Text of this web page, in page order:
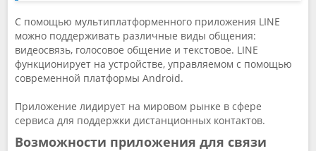
С помощью мультиплатформенного приложения LINE
можно поддерживать различные виды общения:
видеосвязь, голосовое общение и текстовое. LINE
функционирует на устройстве, управляемом с помощью
современной платформы Android.
Приложение лидирует на мировом рынке в сфере
сервиса для поддержки дистанционных контактов.
Возможности приложения для связи